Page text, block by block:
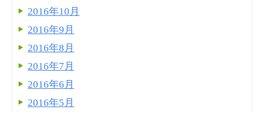
2016年10月
2016年9月
2016年8月
2016年7月
2016年6月
2016年5月